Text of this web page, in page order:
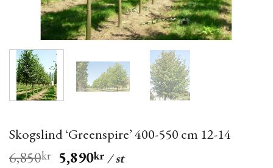
Skogslind ‘Greenspire’ 400-550 cm 12-14
6,850kr 5,890kr / st